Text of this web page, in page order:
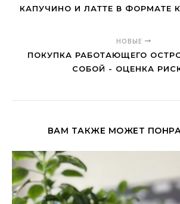
КАПУЧИНО И ЛАТТЕ В ФОРМАТЕ
НОВЫЕ
ПОКУПКА РАБОТАЮЩЕГО
СОБОЙ - ОЦЕНКА
ВАМ ТАКЖЕ МОЖЕТ